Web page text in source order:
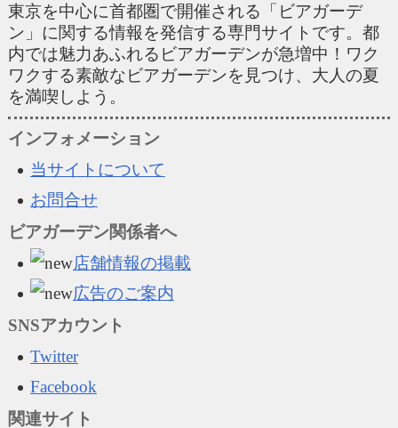
東京を中心に首都圏で開催される「ビアガーデ
ン」に関する情報を発信する専門サイトです。都
内では魅力あふれるビアガーデンが急増中！ワク
ワクする素敵なビアガーデンを見つけ、大人の夏
を満喫しよう。
インフォメーション
当サイトについて
お問合せ
ビアガーデン関係者へ
店舗情報の掲載
広告のご案内
SNSアカウント
Twitter
Facebook
関連サイト